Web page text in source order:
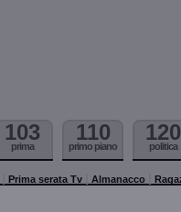
103
prima
110
primo piano
120
politica
Prima serata Tv Almanacco